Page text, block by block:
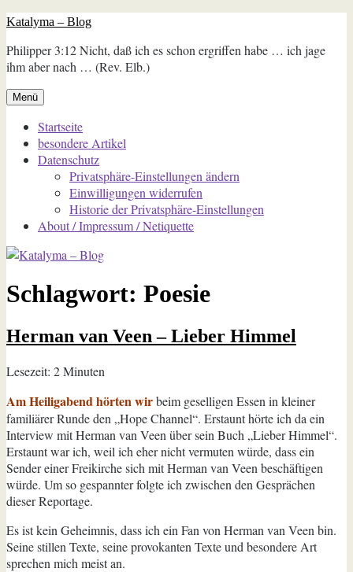
Zum
springen
Katalyma – Blog
Philipper 3:12 Nicht, daß ich es schon ergriffen habe … ich jage
ihm aber nach … (Rev. Elb.)
Menü
Startseite
besondere Artikel
Datenschutz
Privatsphäre-Einstellungen ändern
Einwilligungen widerrufen
Historie der Privatsphäre-Einstellungen
About / Impressum / Netiquette
Schlagwort: Poesie
Herman van Veen – Lieber Himmel
Lesezeit: 2Minuten
Am Heiligabend hörten wirbeim geselligen Essen in kleiner
familiärer Runde den „Hope Channel“. Erstaunt hörte ich da ein
Interview mit Herman van Veen über sein Buch „Lieber Himmel“.
Erstaunt war ich, weil ich eher nicht vermuten würde, dass ein
Sender einer Freikirche sich mit Herman van Veen beschäftigen
würde. Um so gespannter folgte ich zwischen den Gesprächen
dieser Reportage.
Es ist kein Geheimnis, dass ich ein Fan von Herman van Veen bin.
Seine stillen Texte, seine provokanten Texte und besondere Art
sprechen mich meist an.